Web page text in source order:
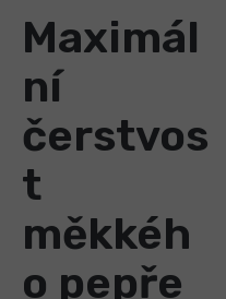
Maximál
ní
čerstvos
t
měkkéh
o pepře